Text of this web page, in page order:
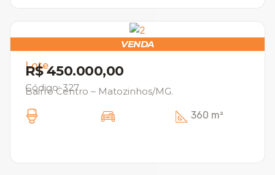
VENDA
Lote
R$ 450.000,00
Código: 327
Bairro Centro – Matozinhos/MG.
360 m²